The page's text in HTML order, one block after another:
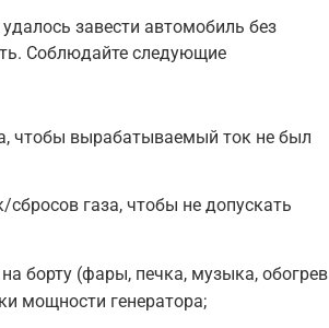
завести автомобиль без
Соблюдайте следующие
чтобы вырабатываемый ток не был
сбросов газа, чтобы не допускать
борту (фары, печка, музыка, обогрев
мощности генератора;